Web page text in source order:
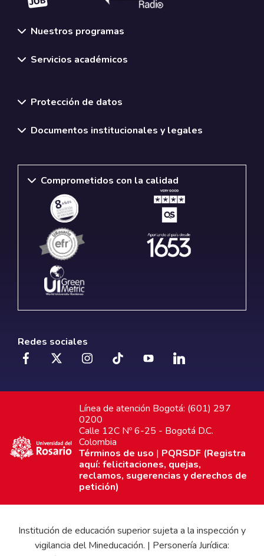
Nuestros programas
Servicios académicos
Protección de datos
Documentos institucionales y legales
Comprometidos con la calidad
Redes sociales
Línea de atención Bogotá: (601) 297
0200
Calle 12C Nº 6-25 - Bogotá D.C.
Colombia
Términos de uso | PQRSDF (Registra
aquí: felicitaciones, quejas,
reclamos, sugerencias y derechos de
petición)
Institución de educación superior sujeta a la inspección y
vigilancia del Mineducación. | Personería Jurídica: